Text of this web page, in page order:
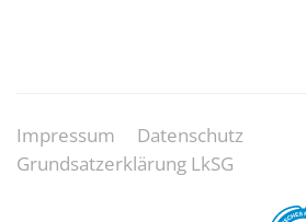
Impressum
Datenschutz
Grundsatzerklärung LkSG